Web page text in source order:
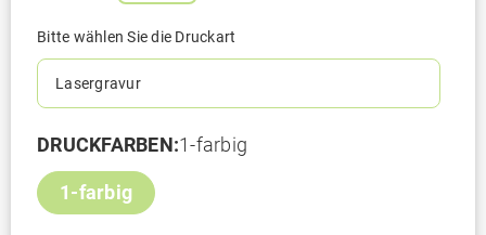
Bitte wählen Sie die Druckart
Lasergravur
DRUCKFARBEN:1-farbig
1-farbig